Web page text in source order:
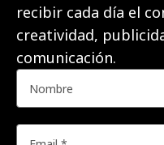
recibir cada día el
creatividad,
comunicación.